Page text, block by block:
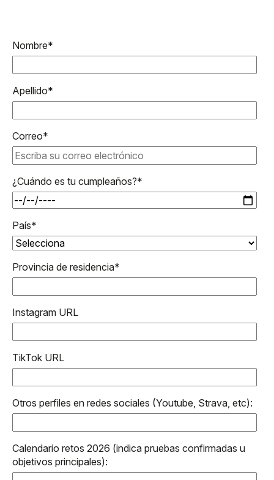
Nombre*
Apellido*
Correo*
¿Cuándo es tu cumpleaños?*
País*
Provincia de residencia*
Instagram URL
TikTok URL
Otros perfiles en redes sociales (Youtube, Strava, etc):
Calendario retos 2026 (indica pruebas confirmadas u
objetivos principales):